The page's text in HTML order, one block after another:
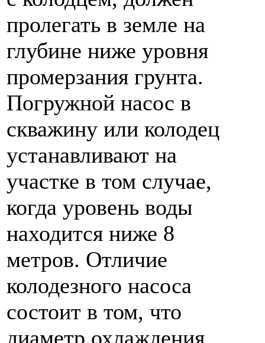
пролегать в земле на
глубине ниже уровня
промерзания грунта.
Погружной насос в
скважину или колодец
устанавливают на
участке в том случае,
когда уровень воды
находится ниже 8
метров. Отличие
колодезного насоса
состоит в том, что
диаметр охлаждения